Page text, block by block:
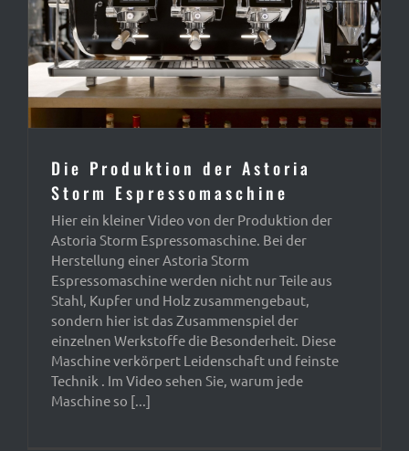
Die Produktion der Astoria
Storm Espressomaschine
Hier ein kleiner Video von der Produktion der
Astoria Storm Espressomaschine. Bei der
Herstellung einer Astoria Storm
Espressomaschine werden nicht nur Teile aus
Stahl, Kupfer und Holz zusammengebaut,
sondern hier ist das Zusammenspiel der
einzelnen Werkstoffe die Besonderheit. Diese
Maschine verkörpert Leidenschaft und feinste
Technik . Im Video sehen Sie, warum jede
Maschine so [...]